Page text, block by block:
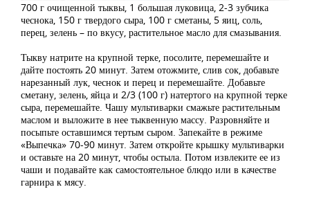
700 г очищенной тыквы, 1 большая луковица, 2-3 зубчика
чеснока, 150 г твердого сыра, 100 г сметаны, 5 яиц, соль,
перец, зелень – по вкусу, растительное масло для смазывания.
Тыкву натрите на крупной терке, посолите, перемешайте и
дайте постоять 20 минут. Затем отожмите, слив сок, добавьте
нарезанный лук, чеснок и перец и перемешайте. Добавьте
сметану, зелень, яйца и 2/3 (100 г) натертого на крупной терке
сыра, перемешайте. Чашу мультиварки смажьте растительным
маслом и выложите в нее тыквенную массу. Разровняйте и
посыпьте оставшимся тертым сыром. Запекайте в режиме
«Выпечка» 70-90 минут. Затем откройте крышку мультиварки
и оставьте на 20 минут, чтобы остыла. Потом извлеките ее из
чаши и подавайте как самостоятельное блюдо или в качестве
гарнира к мясу.